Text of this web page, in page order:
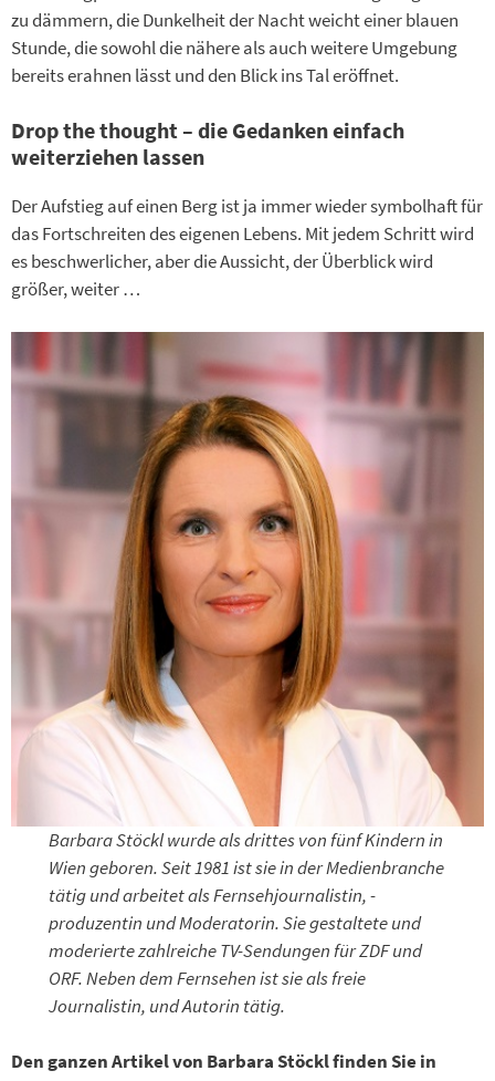
zu dämmern, die Dunkelheit der Nacht weicht einer blauen
Stunde, die sowohl die nähere als auch weitere Umgebung
bereits erahnen lässt und den Blick ins Tal eröffnet.
Drop the thought – die Gedanken einfach
weiterziehen lassen
Der Aufstieg auf einen Berg ist ja immer wieder symbolhaft für
das Fortschreiten des eigenen Lebens. Mit jedem Schritt wird
es beschwerlicher, aber die Aussicht, der Überblick wird
größer, weiter …
Barbara Stöckl wurde als drittes von fünf Kindern in
Wien geboren. Seit 1981 ist sie in der Medienbranche
tätig und arbeitet als Fernseh­journalistin, -
produzentin und Moderatorin. Sie gestaltete und
moderierte zahlreiche TV-Sendungen für ZDF und
ORF. Neben dem Fernsehen ist sie als freie
Journalistin, und Autorin tätig.
Den ganzen Artikel von Barbara Stöckl finden Sie in